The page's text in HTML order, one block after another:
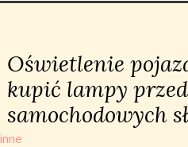
Oświetlenie
kupić lampy
samochodowych
inne